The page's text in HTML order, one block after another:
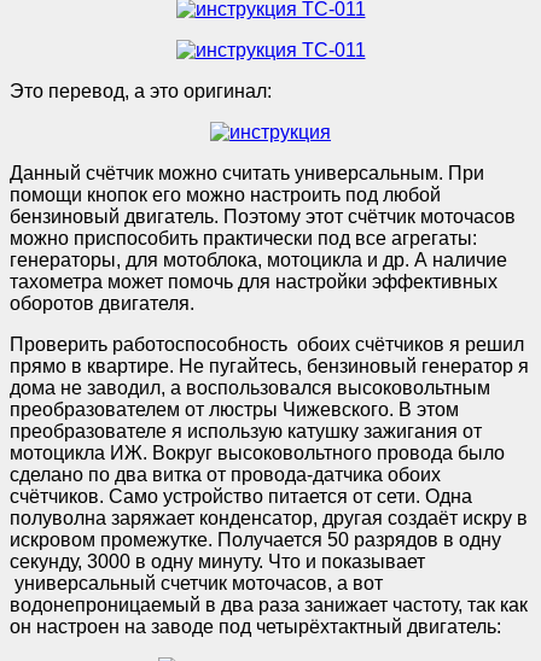
Это перевод, а это оригинал:
Данный счётчик можно считать универсальным. При
помощи кнопок его можно настроить под любой
бензиновый двигатель. Поэтому этот счётчик моточасов
можно приспособить практически под все агрегаты:
генераторы, для мотоблока, мотоцикла и др. А наличие
тахометра может помочь для настройки эффективных
оборотов двигателя.
Проверить работоспособность обоих счётчиков я решил
прямо в квартире. Не пугайтесь, бензиновый генератор я
дома не заводил, а воспользовался высоковольтным
преобразователем от люстры Чижевского. В этом
преобразователе я использую катушку зажигания от
мотоцикла ИЖ. Вокруг высоковольтного провода было
сделано по два витка от провода-датчика обоих
счётчиков. Само устройство питается от сети. Одна
полуволна заряжает конденсатор, другая создаёт искру в
искровом промежутке. Получается 50 разрядов в одну
секунду, 3000 в одну минуту. Что и показывает
универсальный счетчик моточасов, а вот
водонепроницаемый в два раза занижает частоту, так как
он настроен на заводе под четырёхтактный двигатель: